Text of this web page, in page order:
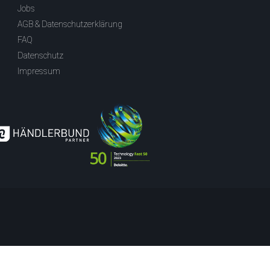
Jobs
AGB & Datenschutzerklärung
FAQ
Datenschutz
Impressum